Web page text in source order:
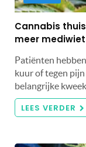
Cannabis
meer
Patiënten
kuur of tegen
belangrijke
LEES VERDER